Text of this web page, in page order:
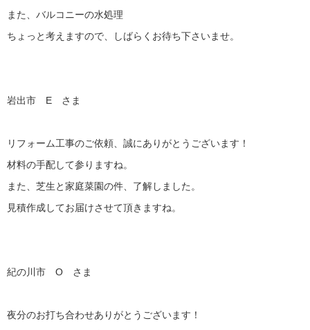
また、バルコニーの水処理
ちょっと考えますので、しばらくお待ち下さいませ。
岩出市 E さま
リフォーム工事のご依頼、誠にありがとうございます！
材料の手配して参りますね。
また、芝生と家庭菜園の件、了解しました。
見積作成してお届けさせて頂きますね。
紀の川市 O さま
夜分のお打ち合わせありがとうございます！